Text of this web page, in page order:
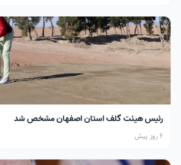
رئیس هیئت گلف استان اصفهان مشخص شد
6 روز پیش